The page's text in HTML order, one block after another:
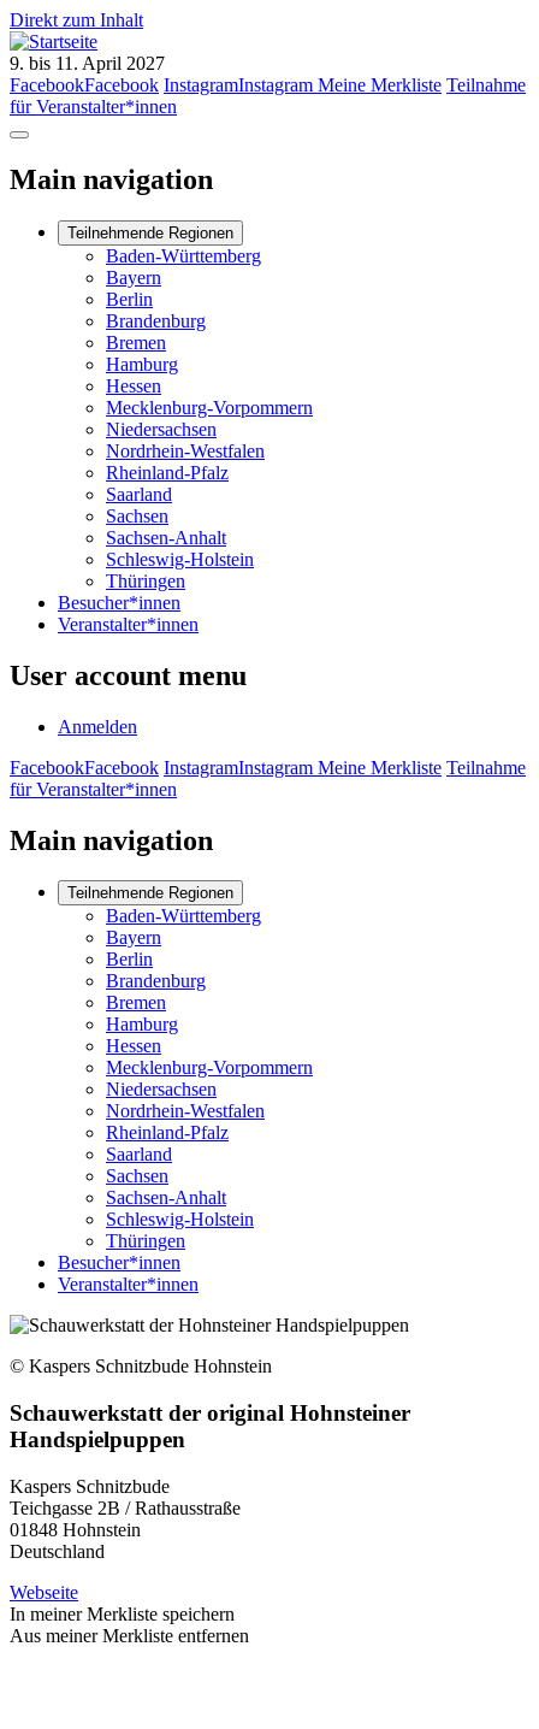
Direkt zum Inhalt
9. bis 11. April 2027
FacebookFacebook InstagramInstagram Meine Merkliste Teilnahme
für Veranstalter*innen
Main navigation
Teilnehmende Regionen
Baden-Württemberg
Bayern
Berlin
Brandenburg
Bremen
Hamburg
Hessen
Mecklenburg-Vorpommern
Niedersachsen
Nordrhein-Westfalen
Rheinland-Pfalz
Saarland
Sachsen
Sachsen-Anhalt
Schleswig-Holstein
Thüringen
Besucher*innen
Veranstalter*innen
User account menu
Anmelden
FacebookFacebook InstagramInstagram Meine Merkliste Teilnahme
für Veranstalter*innen
Main navigation
Teilnehmende Regionen
Baden-Württemberg
Bayern
Berlin
Brandenburg
Bremen
Hamburg
Hessen
Mecklenburg-Vorpommern
Niedersachsen
Nordrhein-Westfalen
Rheinland-Pfalz
Saarland
Sachsen
Sachsen-Anhalt
Schleswig-Holstein
Thüringen
Besucher*innen
Veranstalter*innen
© Kaspers Schnitzbude Hohnstein
Schauwerkstatt der original Hohnsteiner
Handspielpuppen
Kaspers Schnitzbude
Teichgasse 2B / Rathausstraße
01848 Hohnstein
Deutschland
Webseite
In meiner Merkliste speichern
Aus meiner Merkliste entfernen